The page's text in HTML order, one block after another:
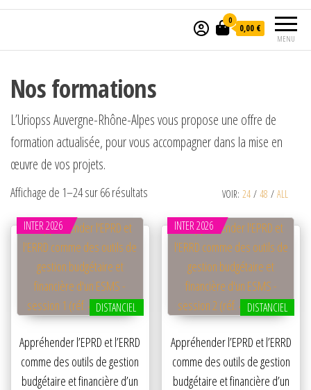
MENU
0
0,00 €
Nos formations
L’Uriopss Auvergne-Rhône-Alpes vous propose une offre de
formation actualisée, pour vous accompagner dans la mise en
œuvre de vos projets.
VOIR: 24 / 48 / ALL
Affichage de 1–24 sur 66 résultats
INTER 2026
DISTANCIEL
Appréhender l’EPRD et l’ERRD
comme des outils de gestion
budgétaire et financière d’un
INTER 2026
DISTANCIEL
Appréhender l’EPRD et l’ERRD
comme des outils de gestion
budgétaire et financière d’un